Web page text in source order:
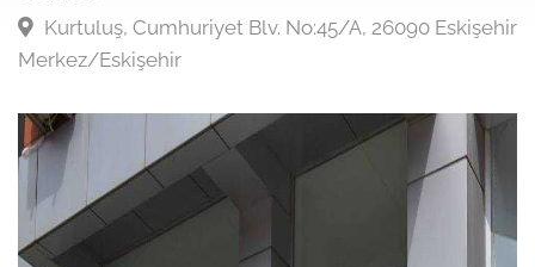
Kurtuluş, Cumhuriyet Blv. No:45/A, 26090 Eskişehir
Merkez/Eskişehir